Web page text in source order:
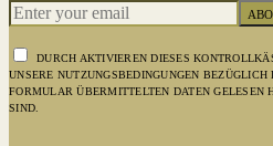
DURCH AKTIVIEREN DIESES
UNSERE NUTZUNGSBEDINGUNGEN
FORMULAR ÜBERMITTELTEN DATEN GELESEN
SIND.